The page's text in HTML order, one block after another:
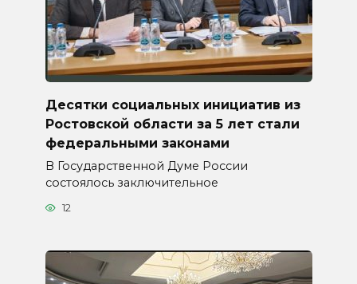
Десятки социальных инициатив из
Ростовской области за 5 лет стали
федеральными законами
В Государственной Думе России
состоялось заключительное
12